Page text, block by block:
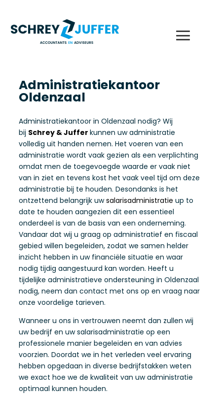
Administratiekantoor
Oldenzaal
Administratiekantoor in Oldenzaal nodig? Wij
bij Schrey & Juffer kunnen uw administratie
volledig uit handen nemen. Het voeren van een
administratie wordt vaak gezien als een verplichting
omdat men de toegevoegde waarde er vaak niet
van in ziet en tevens kost het vaak veel tijd om deze
administratie bij te houden. Desondanks is het
ontzettend belangrijk uwsalarisadministratie up to
date te houden aangezien dit een essentieel
onderdeel is van de basis van een onderneming.
Vandaar dat wij u graag op administratief en fiscaal
gebied willen begeleiden, zodat we samen helder
inzicht hebben in uw financiële situatie en waar
nodig tijdig aangestuurd kan worden. Heeft u
tijdelijke administratieve ondersteuning in Oldenzaal
nodig, neem dan contact met ons op en vraag naar
onze voordelige tarieven.
Wanneer u ons in vertrouwen neemt dan zullen wij
uw bedrijf en uw salarisadministratie op een
professionele manier begeleiden en van advies
voorzien. Doordat we in het verleden veel ervaring
hebben opgedaan in diverse bedrijfstakken weten
we exact hoe we de kwaliteit van uw administratie
optimaal kunnen houden.